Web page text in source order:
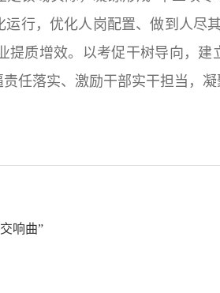
行，优化人岗配置、做到人
质增效。以考促干树导向，
任落实、激励干部实干担当，凝
响曲”